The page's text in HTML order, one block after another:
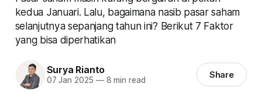
kedua Januari. Lalu, bagaimana nasib pasar saham
selanjutnya sepanjang tahun ini? Berikut 7 Faktor
yang bisa diperhatikan
Surya Rianto
07 Jan 2025 —8 min read Share